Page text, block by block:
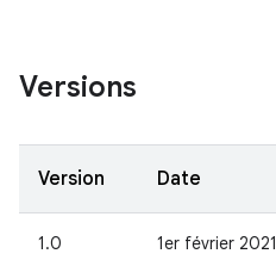
Versions
Version Date
1.0 1er février 2021